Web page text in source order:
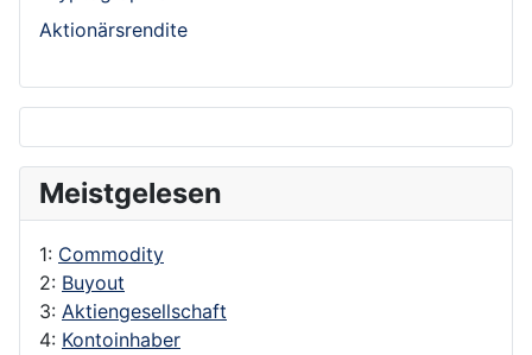
Aktionärsrendite
Meistgelesen
1: Commodity
2: Buyout
3: Aktiengesellschaft
4: Kontoinhaber